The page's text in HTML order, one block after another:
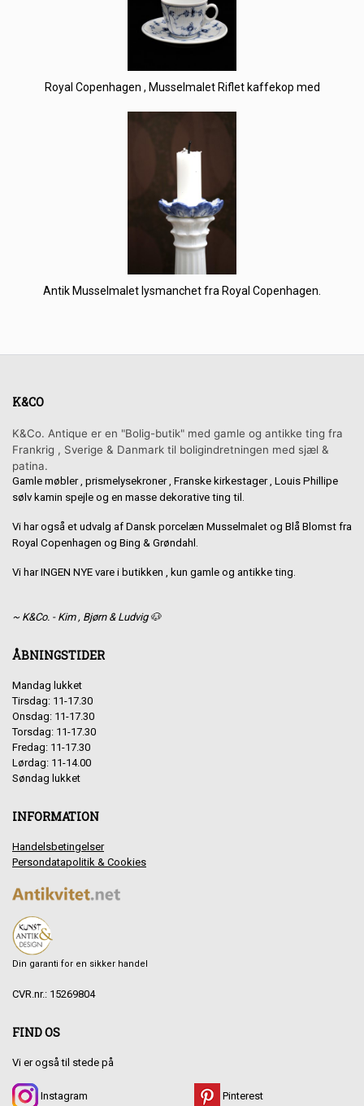
Royal Copenhagen , Musselmalet Riflet kaffekop med
Antik Musselmalet lysmanchet fra Royal Copenhagen.
K&CO
K&Co. Antique er en "Bolig-butik" med gamle og antikke ting fra
Frankrig , Sverige & Danmark til boligindretningen med sjæl &
patina.
Gamle møbler , prismelysekroner , Franske kirkestager , Louis Phillipe
sølv kamin spejle og en masse dekorative ting til.
Vi har også et udvalg af Dansk porcelæn Musselmalet og Blå Blomst fra
Royal Copenhagen og Bing & Grøndahl.
Vi har INGEN NYE vare i butikken , kun gamle og antikke ting.
~ K&Co. - Kim , Bjørn & Ludvig 🐶
ÅBNINGSTIDER
Mandag lukket
Tirsdag: 11-17.30
Onsdag: 11-17.30
Torsdag: 11-17.30
Fredag: 11-17.30
Lørdag: 11-14.00
Søndag lukket
INFORMATION
Handelsbetingelser
Persondatapolitik & Cookies
Din garanti for en sikker handel
CVR.nr.: 15269804
FIND OS
Vi er også til stede på
Instagram Pinterest